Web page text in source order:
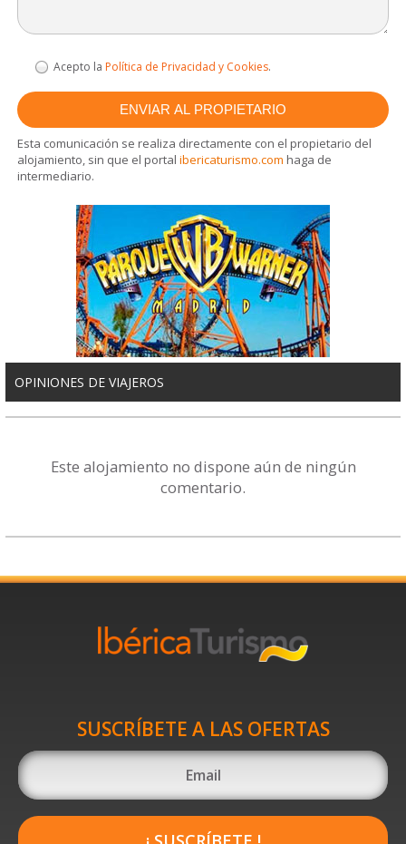
Acepto la Política de Privacidad y Cookies.
Esta comunicación se realiza directamente con el propietario del
alojamiento, sin que el portalibericaturismo.com haga de
intermediario.
OPINIONES DE VIAJEROS
Este alojamiento no dispone aún de ningún
comentario.
SUSCRÍBETE A LAS OFERTAS